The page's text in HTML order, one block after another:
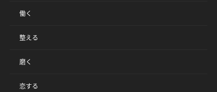
働く
整える
磨く
恋する